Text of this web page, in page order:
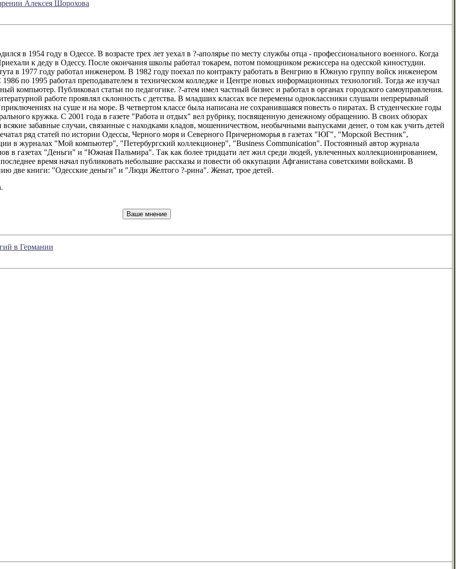
Алексея Шорохова
в 1954 году в Одессе. В возрасте трех лет уехал в ?-аполярье по месту службы отца - профессионального военного. Когда
к деду в Одессу. После окончания школы работал токарем, потом помощником режиссера на одесской киностудии.
в 1977 году работал инженером. В 1982 году поехал по контракту работать в Венгрию в Южную группу войск инженером
по 1995 работал преподавателем в техническом колледже и Центре новых информационных технологий. Тогда же изучал
компьютер. Публиковал статьи по педагогике. ?-атем имел частный бизнес и работал в органах городского самоуправления.
работе проявлял склонность с детства. В младших классах все перемены одноклассники слушали непрерывный
на суше и на море. В четвертом классе была написана не сохранившаяся повесть о пиратах. В студенческие годы
кружка. С 2001 года в газете "Работа и отдых" вел рубрику, посвященную денежному обращению. В своих обзорах
всякие забавные случаи, связанные с находками кладов, мошенничеством, необычными выпусками денег, о том как учить детей
ряд статей по истории Одессы, Черного моря и Северного Причерноморья в газетах "ЮГ", "Морской Вестник",
в журналах "Мой компьютер", "Петербургский коллекционер", "Business Communication". Постоянный автор журнала
в газетах "Деньги" и "Южная Пальмира". Так как более тридцати лет жил среди людей, увлеченных коллекционированием,
время начал публиковать небольшие рассказы и повести об оккупации Афганистана советскими войсками. В
две книги: "Одесские деньги" и "Люди Желтого ?-рина". Женат, трое детей.
в Германии